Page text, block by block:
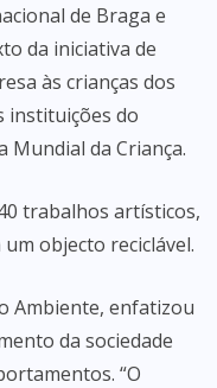
de Braga e
da iniciativa de
às crianças dos
instituições do
Mundial da Criança.
trabalhos artísticos,
objecto reciclável.
Ambiente, enfatizou
da sociedade
“O